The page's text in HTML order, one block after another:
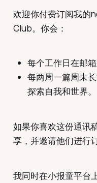
欢迎你付费订阅我的
Club。你会：
每个工作日在邮
每两周一篇周末
探索自我和世界。
如果你喜欢这份通讯
享，并邀请他们进行
我同时在小报童平台